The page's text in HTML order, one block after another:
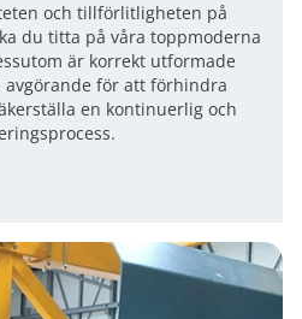
och tillförlitligheten på
du titta på våra toppmoderna
är korrekt utformade
för att förhindra
en kontinuerlig och